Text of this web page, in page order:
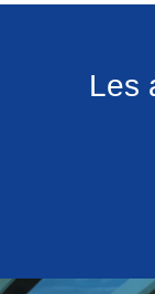
Les